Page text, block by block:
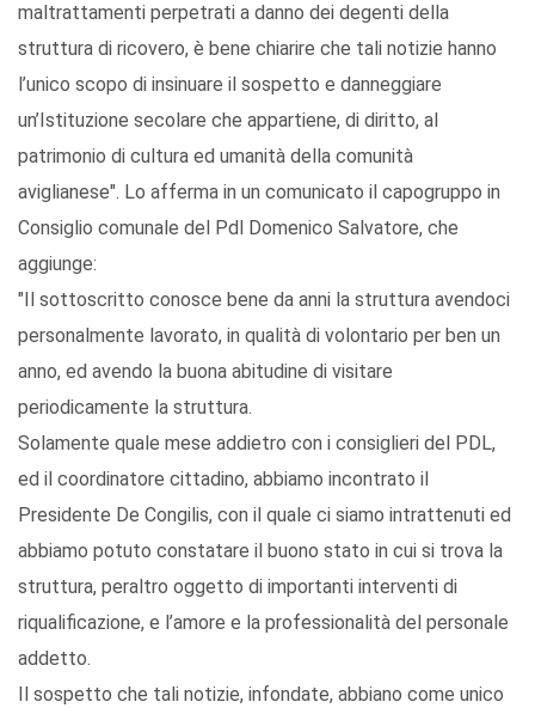
maltrattamenti perpetrati a danno dei degenti della
struttura di ricovero, è bene chiarire che tali notizie hanno
l’unico scopo di insinuare il sospetto e danneggiare
un’Istituzione secolare che appartiene, di diritto, al
patrimonio di cultura ed umanità della comunità
aviglianese". Lo afferma in un comunicato il capogruppo in
Consiglio comunale del Pdl Domenico Salvatore, che
aggiunge:
"Il sottoscritto conosce bene da anni la struttura avendoci
personalmente lavorato, in qualità di volontario per ben un
anno, ed avendo la buona abitudine di visitare
periodicamente la struttura.
Solamente quale mese addietro con i consiglieri del PDL,
ed il coordinatore cittadino, abbiamo incontrato il
Presidente De Congilis, con il quale ci siamo intrattenuti ed
abbiamo potuto constatare il buono stato in cui si trova la
struttura, peraltro oggetto di importanti interventi di
riqualificazione, e l’amore e la professionalità del personale
addetto.
Il sospetto che tali notizie, infondate, abbiano come unico